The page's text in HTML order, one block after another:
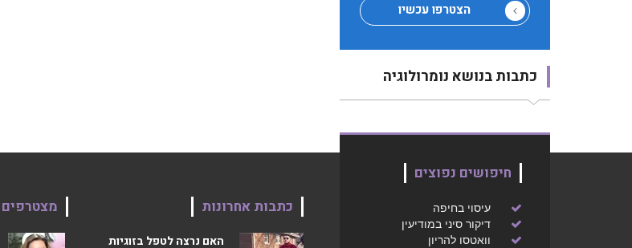
הצטרפו עכשיו
כתבות בנושא נומרולוגיה
חיפושים נפוצים
עיסוי בחיפה
דיקור סיני במודיעין
וואטסו להריון
כתבות אחרונות
האם נרצה לטפל בזוגיות